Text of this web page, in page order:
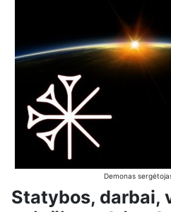
Demonas
Statybos, darbai,